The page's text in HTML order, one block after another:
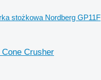
stożkowa Nordberg GP11F
Crusher